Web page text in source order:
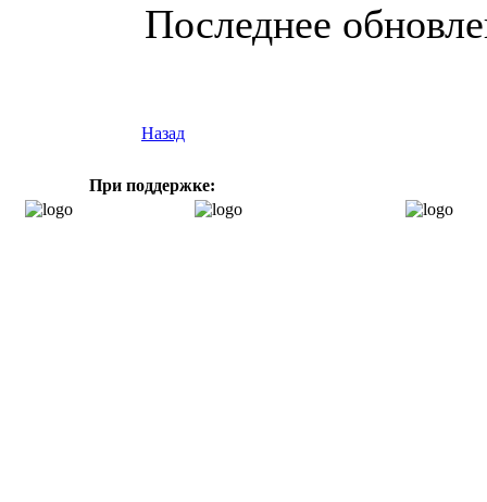
Последнее
Назад
При поддержке: